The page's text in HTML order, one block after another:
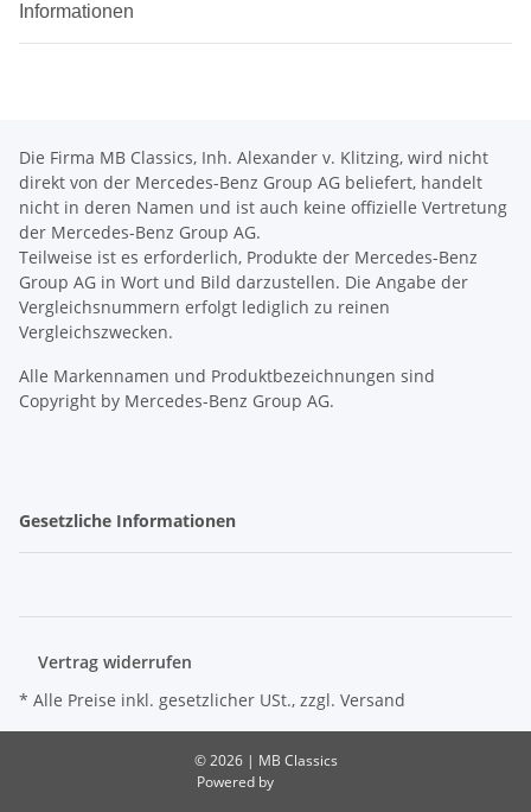
Informationen
Die Firma MB Classics, Inh. Alexander v. Klitzing, wird nicht
direkt von der Mercedes-Benz Group AG beliefert, handelt
nicht in deren Namen und ist auch keine offizielle Vertretung
der Mercedes-Benz Group AG.
Teilweise ist es erforderlich, Produkte der Mercedes-Benz
Group AG in Wort und Bild darzustellen. Die Angabe der
Vergleichsnummern erfolgt lediglich zu reinen
Vergleichszwecken.
Alle Markennamen und Produktbezeichnungen sind
Copyright by Mercedes-Benz Group AG.
Gesetzliche Informationen
Vertrag widerrufen
* Alle Preise inkl. gesetzlicher USt., zzgl. Versand
© 2026 | MB Classics
Powered by